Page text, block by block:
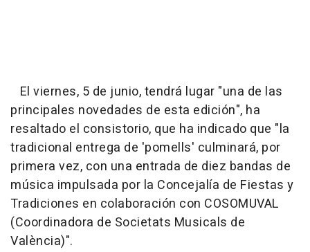
El viernes, 5 de junio, tendrá lugar "una de las
principales novedades de esta edición", ha
resaltado el consistorio, que ha indicado que "la
tradicional entrega de 'pomells' culminará, por
primera vez, con una entrada de diez bandas de
música impulsada por la Concejalía de Fiestas y
Tradiciones en colaboración con COSOMUVAL
(Coordinadora de Societats Musicals de
València)".